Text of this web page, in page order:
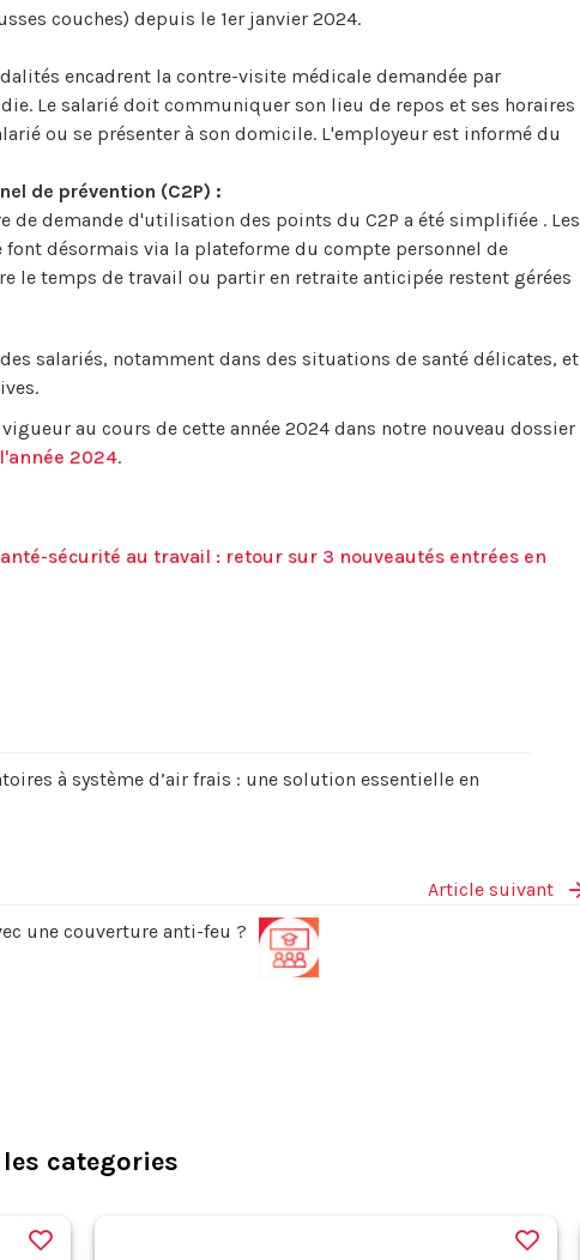
couches) depuis le 1er janvier 2024.
encadrent la contre-visite médicale demandée par
Le salarié doit communiquer son lieu de repos et ses horaires
ou se présenter à son domicile. L'employeur est informé du
de prévention (C2P) :
de demande d'utilisation des points du C2P a été simplifiée . Les
désormais via la plateforme du compte personnel de
le temps de travail ou partir en retraite anticipée restent gérées
salariés, notamment dans des situations de santé délicates, et
au cours de cette année 2024 dans notre nouveau dossier
2024.
sécurité au travail : retour sur 3 nouveautés entrées en
à système d’air frais : une solution essentielle en
Article suivant
une couverture anti-feu ?
categories